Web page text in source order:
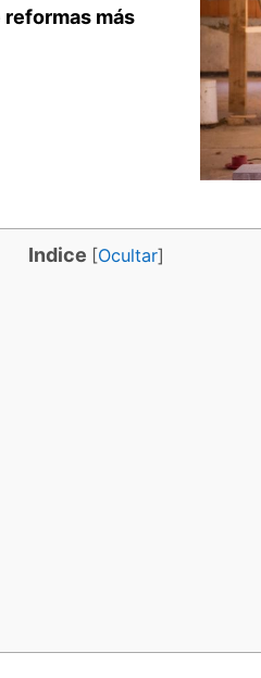
más
Indice [Ocultar]